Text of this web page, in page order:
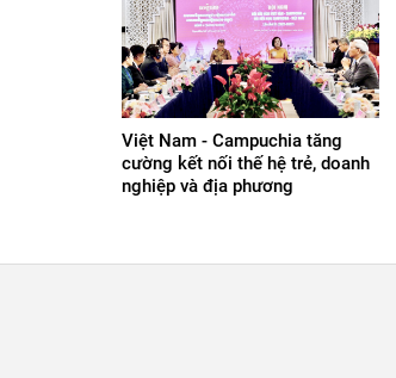
Việt Nam - Campuchia tăng
cường kết nối thế hệ trẻ, doanh
nghiệp và địa phương